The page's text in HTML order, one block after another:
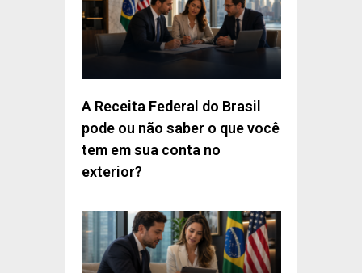
A Receita Federal do Brasil
pode ou não saber o que você
tem em sua conta no
exterior?